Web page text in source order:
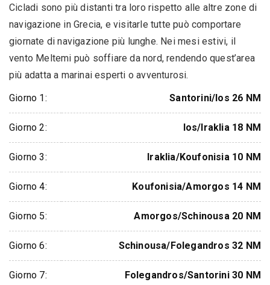
Cicladi sono più distanti tra loro rispetto alle altre zone di
navigazione in Grecia, e visitarle tutte può comportare
giornate di navigazione più lunghe. Nei mesi estivi, il
vento Meltemi può soffiare da nord, rendendo quest’area
più adatta a marinai esperti o avventurosi.
Giorno 1:
Santorini/Ios 26 NM
Giorno 2: Ios/Iraklia 18 NM
Giorno 3: Iraklia/Koufonisia 10 NM
Giorno 4: Koufonisia/Amorgos 14 NM
Giorno 5: Amorgos/Schinousa 20 NM
Giorno 6: Schinousa/Folegandros 32 NM
Giorno 7: Folegandros/Santorini 30 NM